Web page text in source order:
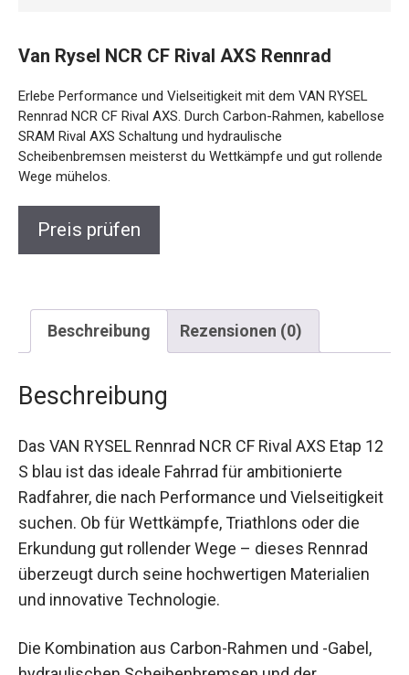
Rennrad NCR CF Rival AXS. Durch Carbon-Rahmen,
kabellose SRAM Rival AXS Schaltung und hydraulische
Scheibenbremsen meisterst du Wettkämpfe und gut
rollende Wege mühelos.
Beschreibung Rezensionen (0)
Beschreibung
12 S blau ist das ideale Fahrrad für ambitionierte
Radfahrer, die nach Performance und
Vielseitigkeit suchen. Ob für Wettkämpfe,
Triathlons oder die Erkundung gut rollender Wege
– dieses Rennrad überzeugt durch seine
hochwertigen Materialien und innovative
Technologie.
Die Kombination aus Carbon-Rahmen und -Gabel,